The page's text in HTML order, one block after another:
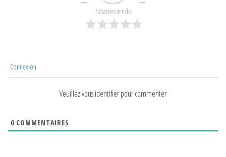
Notation article
Connexion
Veuillez vous identifier pour commenter
0 COMMENTAIRES